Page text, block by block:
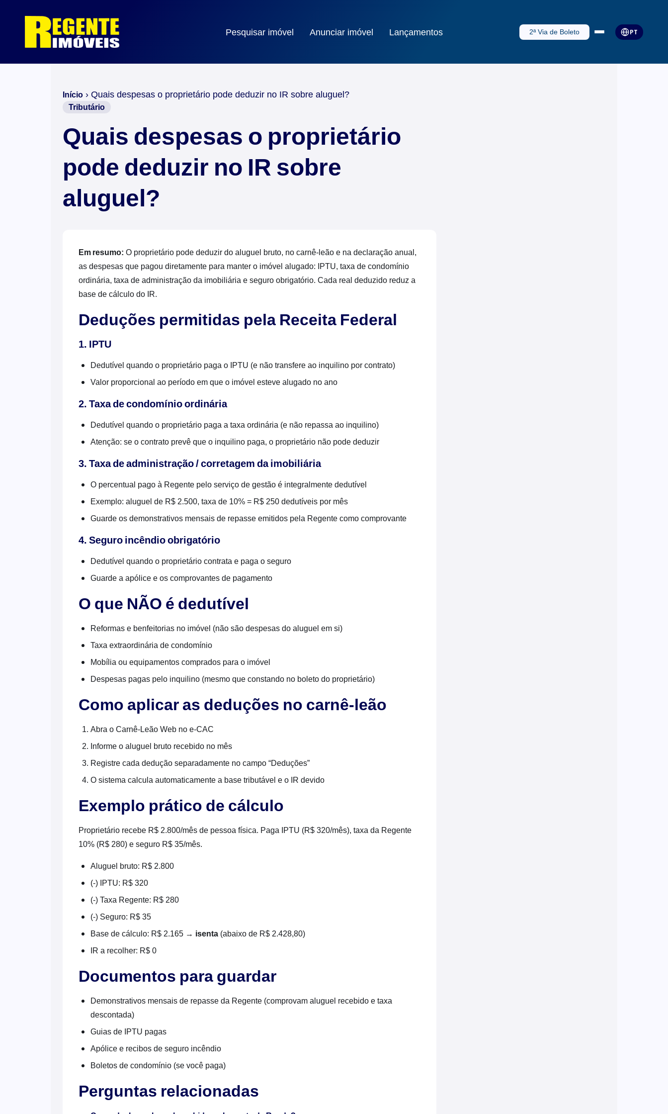
Pesquisar imóvel Anunciar imóvel Lançamentos 2ª Via de Boleto PT
Início › Quais despesas o proprietário pode deduzir no IR sobre aluguel?
Tributário
Quais despesas o proprietário
pode deduzir no IR sobre
aluguel?
Em resumo: O proprietário pode deduzir do aluguel bruto, no carnê-leão e na declaração anual,
as despesas que pagou diretamente para manter o imóvel alugado: IPTU, taxa de condomínio
ordinária, taxa de administração da imobiliária e seguro obrigatório. Cada real deduzido reduz a
base de cálculo do IR.
Deduções permitidas pela Receita Federal
1. IPTU
Dedutível quando o proprietário paga o IPTU (e não transfere ao inquilino por contrato)
Valor proporcional ao período em que o imóvel esteve alugado no ano
2. Taxa de condomínio ordinária
Dedutível quando o proprietário paga a taxa ordinária (e não repassa ao inquilino)
Atenção: se o contrato prevê que o inquilino paga, o proprietário não pode deduzir
3. Taxa de administração / corretagem da imobiliária
O percentual pago à Regente pelo serviço de gestão é integralmente dedutível
Exemplo: aluguel de R$ 2.500, taxa de 10% = R$ 250 dedutíveis por mês
Guarde os demonstrativos mensais de repasse emitidos pela Regente como comprovante
4. Seguro incêndio obrigatório
Dedutível quando o proprietário contrata e paga o seguro
Guarde a apólice e os comprovantes de pagamento
O que NÃO é dedutível
Reformas e benfeitorias no imóvel (não são despesas do aluguel em si)
Taxa extraordinária de condomínio
Mobília ou equipamentos comprados para o imóvel
Despesas pagas pelo inquilino (mesmo que constando no boleto do proprietário)
Como aplicar as deduções no carnê-leão
Abra o Carnê-Leão Web no e-CAC
Informe o aluguel bruto recebido no mês
Registre cada dedução separadamente no campo “Deduções”
O sistema calcula automaticamente a base tributável e o IR devido
Exemplo prático de cálculo
Proprietário recebe R$ 2.800/mês de pessoa física. Paga IPTU (R$ 320/mês), taxa da Regente
10% (R$ 280) e seguro R$ 35/mês.
Aluguel bruto: R$ 2.800
(-) IPTU: R$ 320
(-) Taxa Regente: R$ 280
(-) Seguro: R$ 35
Base de cálculo: R$ 2.165 → isenta (abaixo de R$ 2.428,80)
IR a recolher: R$ 0
Documentos para guardar
Demonstrativos mensais de repasse da Regente (comprovam aluguel recebido e taxa
descontada)
Guias de IPTU pagas
Apólice e recibos de seguro incêndio
Boletos de condomínio (se você paga)
Perguntas relacionadas